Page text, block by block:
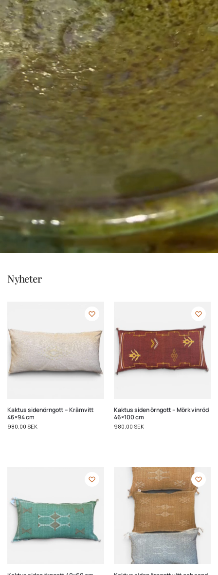
Nyheter
Kaktus sidenörngott – Krämvitt
46×94 cm
980,00 SEK
Kaktus siden örngott – Mörk vinröd
46×100 cm
980,00 SEK